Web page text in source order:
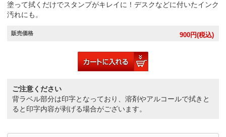
塗って拭くだけでスタンプがキレイに！デスクなどに付いたインク
汚れにも。
販売価格 900円(税込)
ご注意ください
背ラベル部分は印字となっており、溶剤やアルコールで拭きと
ると印字内容が剥げる場合がございます。